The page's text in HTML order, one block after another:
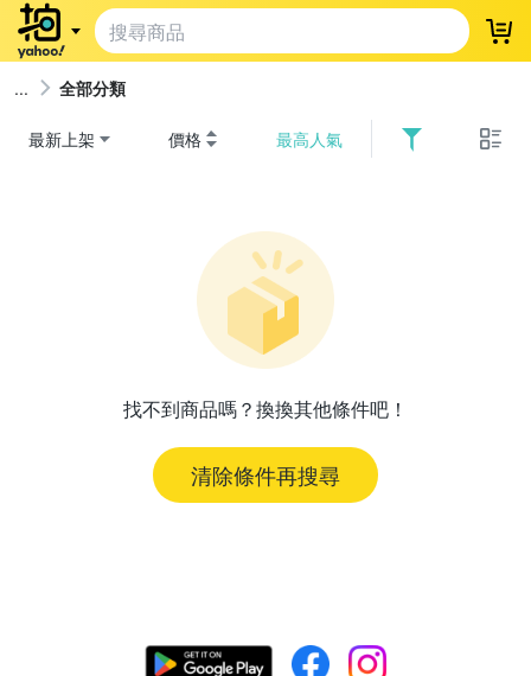
登
全部分類
最新上架 價格 最高人氣
找不到商品嗎？換換其他條件吧！
清除條件再搜尋